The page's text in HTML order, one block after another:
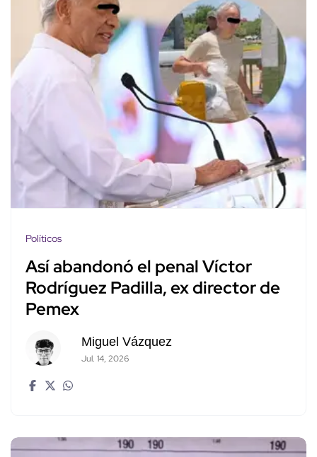
Políticos
Así abandonó el penal Víctor
Rodríguez Padilla, ex director de
Pemex
Miguel Vázquez
Jul. 14, 2026